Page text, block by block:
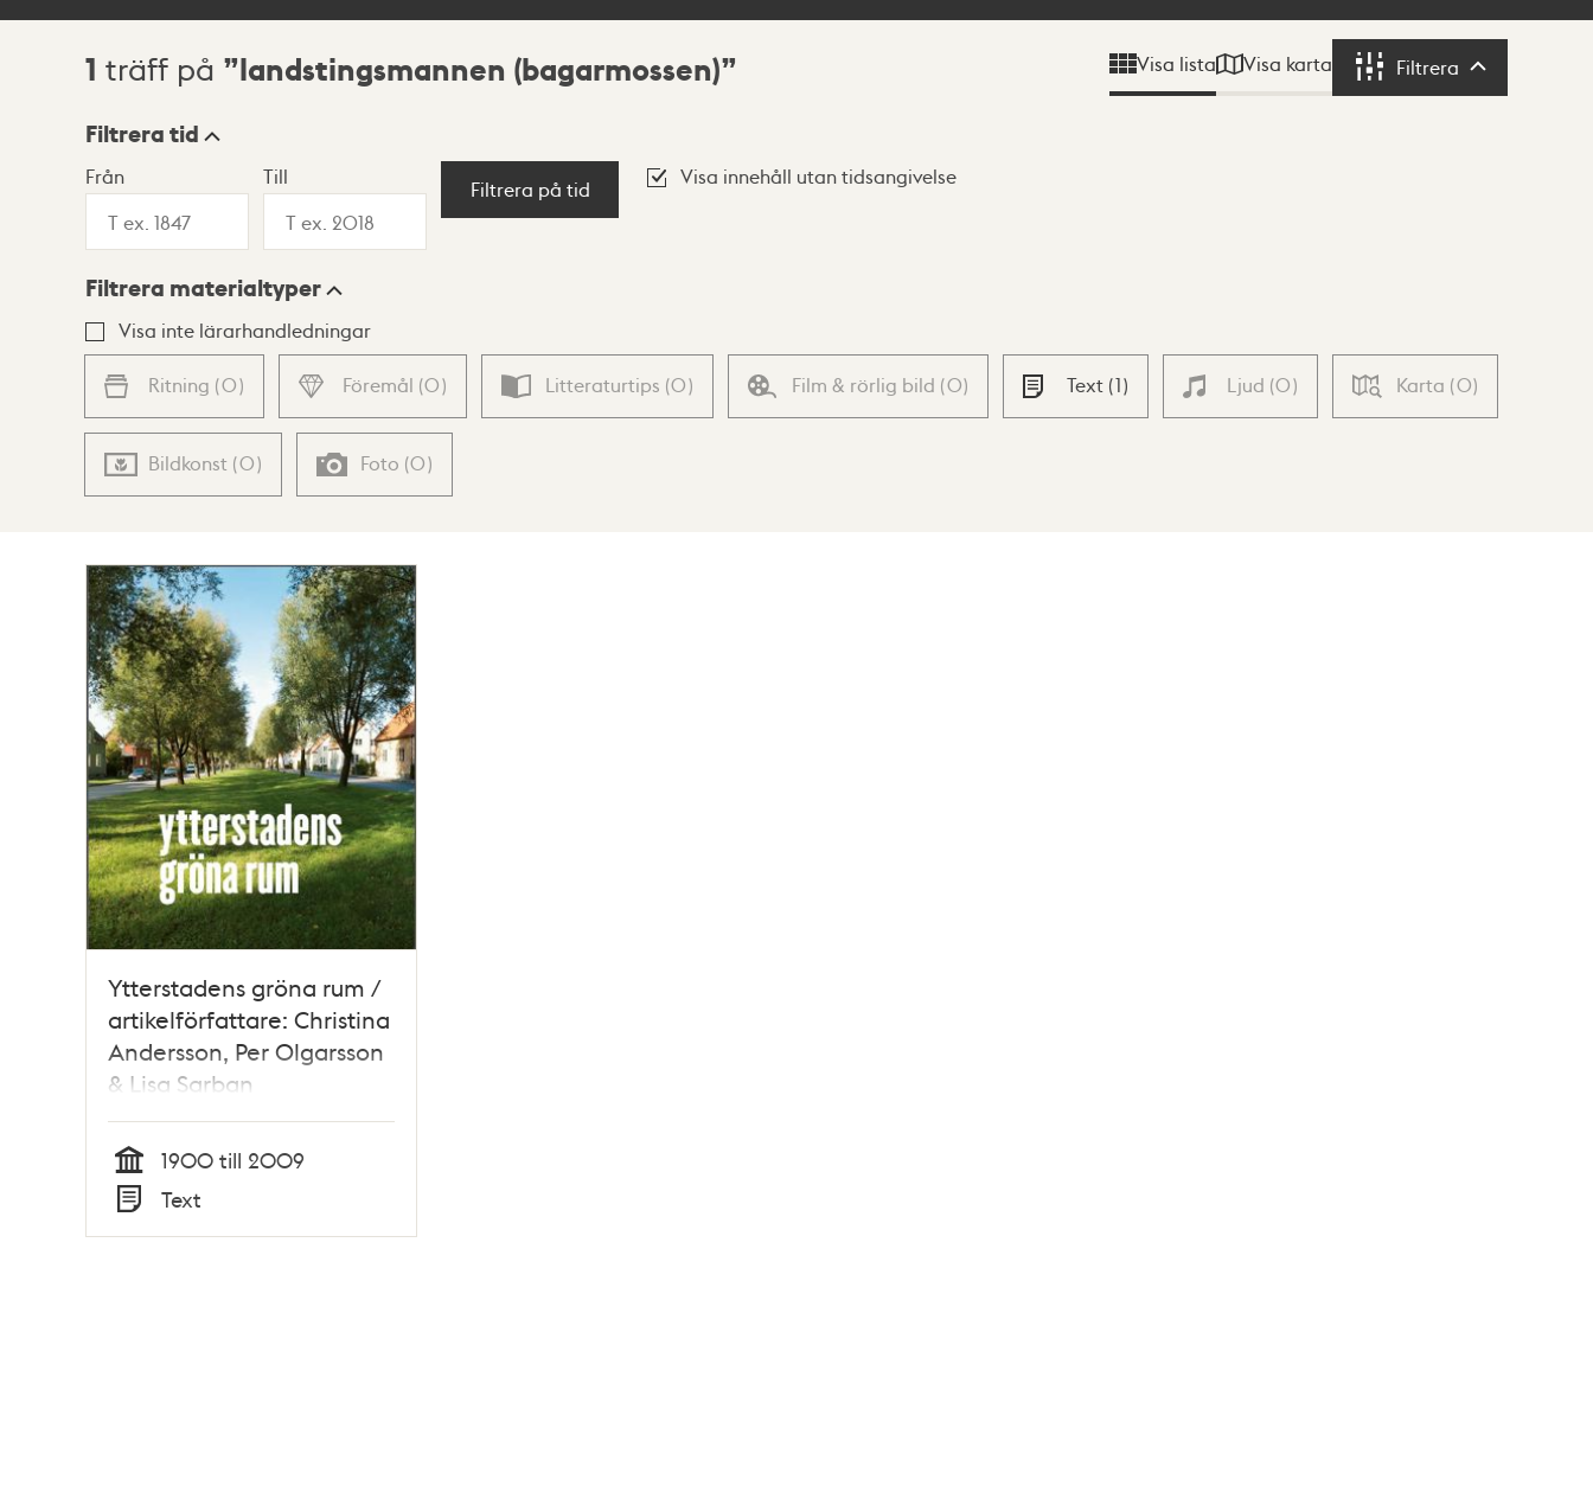
Sökresultat
1 träff på landstingsmannen (bagarmossen) Visa lista Visa karta Filtrera Filtrera
Visningsläge
Lista Karta
Filtrera tid
Från Till
Filtrera på tid
Visa innehåll utan tidsangivelse
Filtrera materialtyper
Visa inte lärarhandledningar
Ritning (0) Föremål (0) Litteraturtips (0) Film & rörlig bild (0) Text (1) Ljud (0) Karta (0)
Bildkonst (0) Foto (0)
Ytterstadens gröna rum /
artikelförfattare: Christina
Andersson, Per Olgarsson
& Lisa Sarban
Tid
1900 till 2009
Text